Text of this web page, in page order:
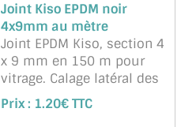
Joint Kiso EPDM noir
4x9mm au mètre
Joint EPDM Kiso, section 4
x 9 mm en 150 m pour
vitrage. Calage latéral des
vitres (verres) en feuillure.
Une face autocollante
Prix : 1.20€ TTC